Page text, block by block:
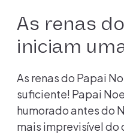
As renas
iniciam
As renas do Papai
suficiente! Papai
humorado antes do
mais imprevisível do